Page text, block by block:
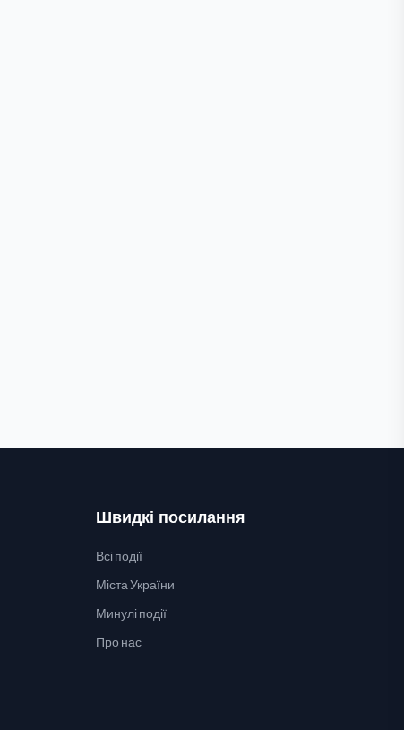
Швидкі посилання
Всі події
Міста України
Минулі події
Про нас